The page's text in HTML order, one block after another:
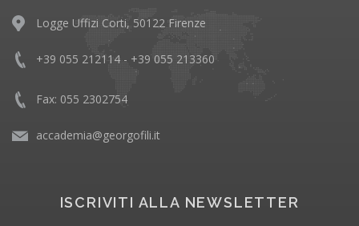
Logge Uffizi Corti, 50122 Firenze
+39 055 212114 - +39 055 213360
Fax: 055 2302754
accademia@georgofili.it
ISCRIVITI ALLA NEWSLETTER